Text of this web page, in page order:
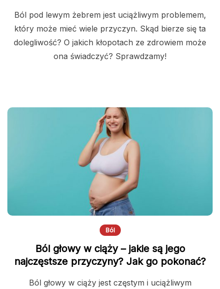
Ból pod lewym żebrem jest uciążliwym problemem,
który może mieć wiele przyczyn. Skąd bierze się ta
dolegliwość? O jakich kłopotach ze zdrowiem może
ona świadczyć? Sprawdzamy!
Ból
Ból głowy w ciąży – jakie są jego
najczęstsze przyczyny? Jak go pokonać?
Ból głowy w ciąży jest częstym i uciążliwym